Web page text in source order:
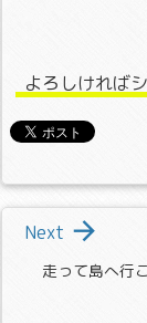
よろしければ
走って島へ行

Next